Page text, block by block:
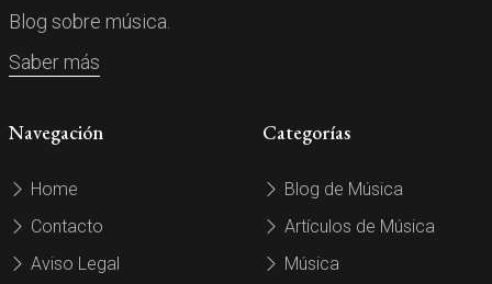
Blog sobre música.
Saber más
Navegación
Home
Contacto
Aviso Legal
Categorías
Blog de Música
Artículos de Música
Música